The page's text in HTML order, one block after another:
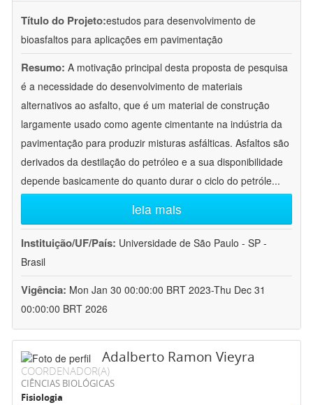
Título do Projeto:estudos para desenvolvimento de
bioasfaltos para aplicações em pavimentação
Resumo: A motivação principal desta proposta de pesquisa
é a necessidade do desenvolvimento de materiais
alternativos ao asfalto, que é um material de construção
largamente usado como agente cimentante na indústria da
pavimentação para produzir misturas asfálticas. Asfaltos são
derivados da destilação do petróleo e a sua disponibilidade
depende basicamente do quanto durar o ciclo do petróle...
leia mais
Instituição/UF/País: Universidade de São Paulo - SP -
Brasil
Vigência: Mon Jan 30 00:00:00 BRT 2023-Thu Dec 31
00:00:00 BRT 2026
Adalberto Ramon Vieyra
COORDENADOR(A)
CIÊNCIAS BIOLÓGICAS
Fisiologia